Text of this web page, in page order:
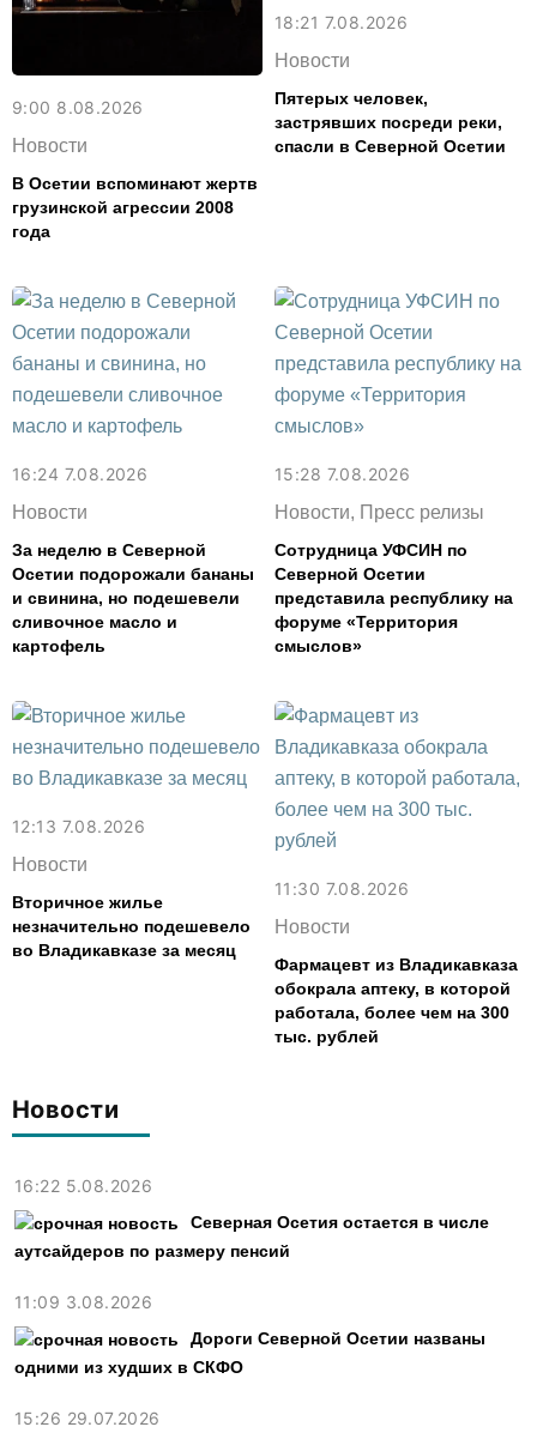
Новости
16:22 5.08.2026
Северная Осетия остается в числе
аутсайдеров по размеру пенсий
11:09 3.08.2026
Дороги Северной Осетии названы
одними из худших в СКФО
15:26 29.07.2026
9:00 8.08.2026
Новости
В Осетии вспоминают жертв
грузинской агрессии 2008
года
18:21 7.08.2026
Новости
Пятерых человек,
застрявших посреди реки,
спасли в Северной Осетии
16:24 7.08.2026
Новости
За неделю в Северной
Осетии подорожали бананы
и свинина, но подешевели
сливочное масло и
картофель
15:28 7.08.2026
Новости, Пресс релизы
Сотрудница УФСИН по
Северной Осетии
представила республику на
форуме «Территория
смыслов»
12:13 7.08.2026
Новости
Вторичное жилье
незначительно подешевело
во Владикавказе за месяц
11:30 7.08.2026
Новости
Фармацевт из Владикавказа
обокрала аптеку, в которой
работала, более чем на 300
тыс. рублей